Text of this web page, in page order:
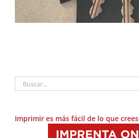
Buscar:
Imprimir es más fácil de lo que crees